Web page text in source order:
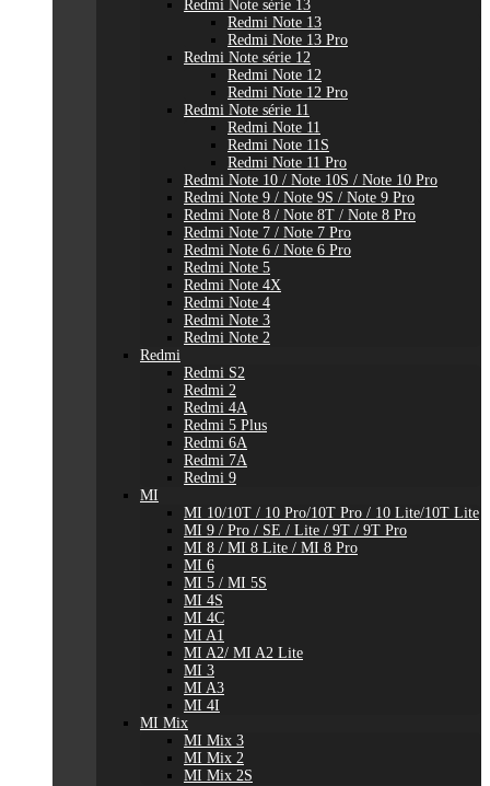
Redmi Note série 13
Redmi Note 13
Redmi Note 13 Pro
Redmi Note série 12
Redmi Note 12
Redmi Note 12 Pro
Redmi Note série 11
Redmi Note 11
Redmi Note 11S
Redmi Note 11 Pro
Redmi Note 10 / Note 10S / Note 10 Pro
Redmi Note 9 / Note 9S / Note 9 Pro
Redmi Note 8 / Note 8T / Note 8 Pro
Redmi Note 7 / Note 7 Pro
Redmi Note 6 / Note 6 Pro
Redmi Note 5
Redmi Note 4X
Redmi Note 4
Redmi Note 3
Redmi Note 2
Redmi
Redmi S2
Redmi 2
Redmi 4A
Redmi 5 Plus
Redmi 6A
Redmi 7A
Redmi 9
MI
MI 10/10T / 10 Pro/10T Pro / 10 Lite/10T Lite
MI 9 / Pro / SE / Lite / 9T / 9T Pro
MI 8 / MI 8 Lite / MI 8 Pro
MI 6
MI 5 / MI 5S
MI 4S
MI 4C
MI A1
MI A2/ MI A2 Lite
MI 3
MI A3
MI 4I
MI Mix
MI Mix 3
MI Mix 2
MI Mix 2S